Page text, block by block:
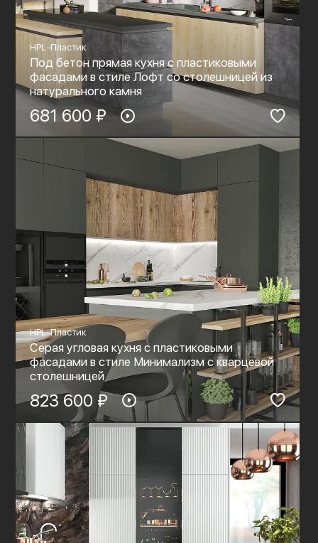
HPL-Пластик
Под бетон прямая кухня с пластиковыми
фасадами в стиле Лофт со столешницей из
натурального камня
681 600 ₽
HPL-Пластик
Серая угловая кухня с пластиковыми
фасадами в стиле Минимализм с кварцевой
столешницей
823 600 ₽